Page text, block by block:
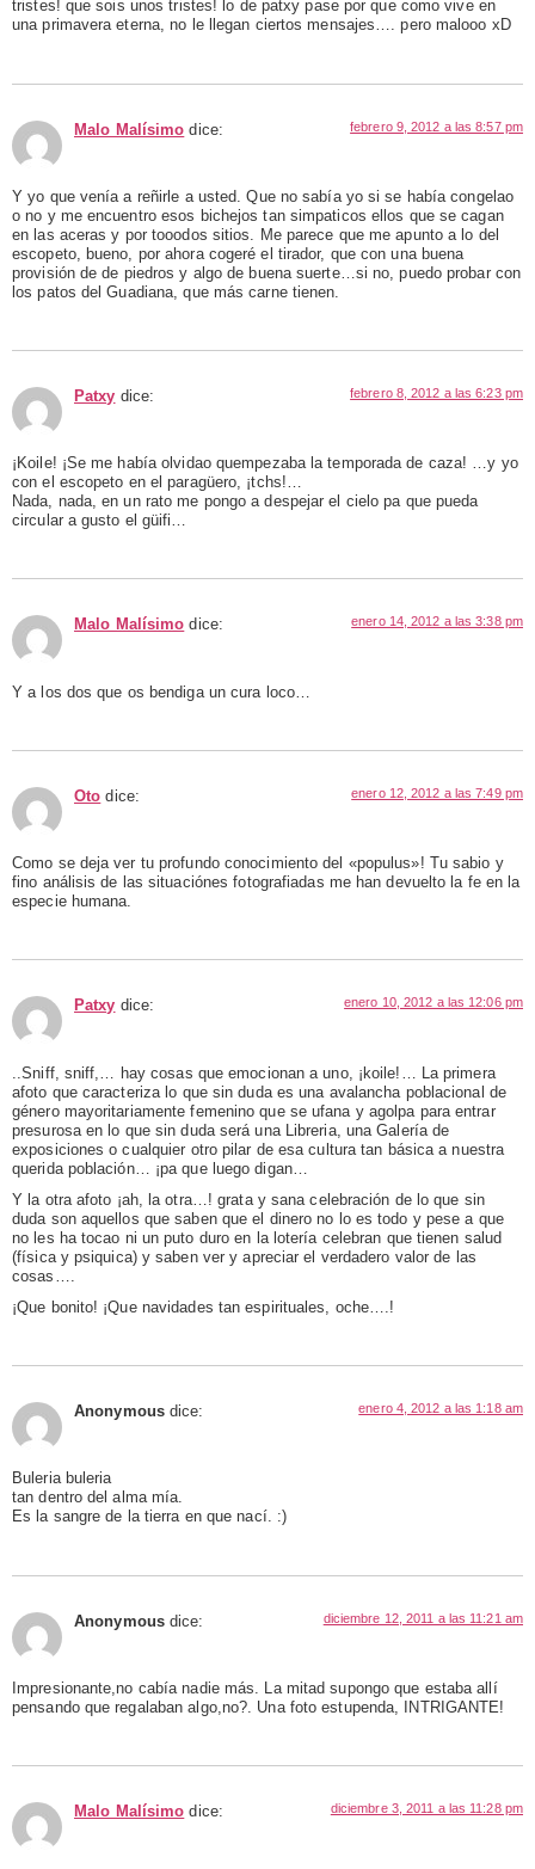
tristes! que sois unos tristes! lo de patxy pase por que como vive en
una primavera eterna, no le llegan ciertos mensajes…. pero malooo xD
Malo Malísimo dice: febrero 9, 2012 a las 8:57 pm
Y yo que venía a reñirle a usted. Que no sabía yo si se había congelao
o no y me encuentro esos bichejos tan simpaticos ellos que se cagan
en las aceras y por tooodos sitios. Me parece que me apunto a lo del
escopeto, bueno, por ahora cogeré el tirador, que con una buena
provisión de de piedros y algo de buena suerte…si no, puedo probar con
los patos del Guadiana, que más carne tienen.
Patxy dice: febrero 8, 2012 a las 6:23 pm
¡Koile! ¡Se me había olvidao quempezaba la temporada de caza! …y yo
con el escopeto en el paragüero, ¡tchs!…
Nada, nada, en un rato me pongo a despejar el cielo pa que pueda
circular a gusto el güifi…
Malo Malísimo dice: enero 14, 2012 a las 3:38 pm
Y a los dos que os bendiga un cura loco…
Oto dice: enero 12, 2012 a las 7:49 pm
Como se deja ver tu profundo conocimiento del «populus»! Tu sabio y
fino análisis de las situaciónes fotografiadas me han devuelto la fe en la
especie humana.
Patxy dice: enero 10, 2012 a las 12:06 pm
..Sniff, sniff,… hay cosas que emocionan a uno, ¡koile!… La primera
afoto que caracteriza lo que sin duda es una avalancha poblacional de
género mayoritariamente femenino que se ufana y agolpa para entrar
presurosa en lo que sin duda será una Libreria, una Galería de
exposiciones o cualquier otro pilar de esa cultura tan básica a nuestra
querida población… ¡pa que luego digan…
Y la otra afoto ¡ah, la otra…! grata y sana celebración de lo que sin
duda son aquellos que saben que el dinero no lo es todo y pese a que
no les ha tocao ni un puto duro en la lotería celebran que tienen salud
(física y psiquica) y saben ver y apreciar el verdadero valor de las
cosas….
¡Que bonito! ¡Que navidades tan espirituales, oche….!
Anonymous dice: enero 4, 2012 a las 1:18 am
Buleria buleria
tan dentro del alma mía.
Es la sangre de la tierra en que nací. :)
Anonymous dice: diciembre 12, 2011 a las 11:21 am
Impresionante,no cabía nadie más. La mitad supongo que estaba allí
pensando que regalaban algo,no?. Una foto estupenda, INTRIGANTE!
Malo Malísimo dice: diciembre 3, 2011 a las 11:28 pm